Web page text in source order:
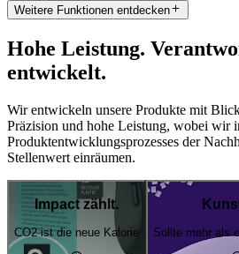
Weitere Funktionen entdecken
Hohe Leistung.
entwickelt.
Wir entwickeln unsere Produkte mit
Präzision und hohe Leistung, wobei wir
Produktentwicklungsprozesses der
Stellenwert einräumen.
Impact zählt.
CO2 ist die neue Kalorie Sollte mehr als